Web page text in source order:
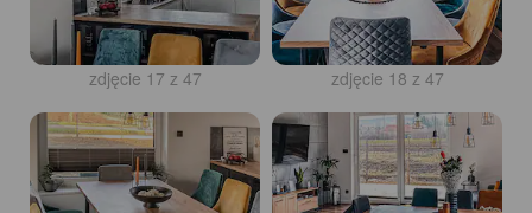
zdjęcie 17 z 47 zdjęcie 18 z 47